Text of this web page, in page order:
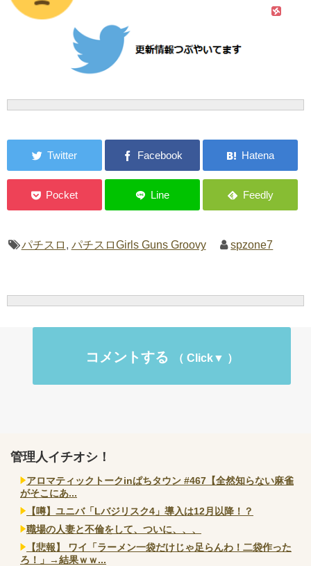
パチスロ , パチスロGirls Guns Groovy spzone7
コメントする
管理人イチオシ！
アロマティックトークinぱちタウン #467【全然知らない麻雀
がそこにあ...
【噂】ユニバ「Lバジリスク4」導入は12月以降！？
職場の人妻と不倫をして、ついに、、、
【悲報】 ワイ「ラーメン一袋だけじゃ足らんわ！二袋作った
ろ！」→結果ｗｗ...